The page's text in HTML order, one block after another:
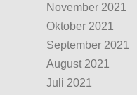
November 2021
Oktober 2021
September 2021
August 2021
Juli 2021